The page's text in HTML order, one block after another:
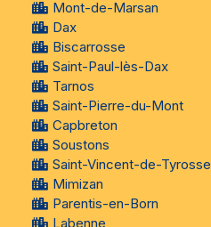
Mont-de-Marsan
Dax
Biscarrosse
Saint-Paul-lès-Dax
Tarnos
Saint-Pierre-du-Mont
Capbreton
Soustons
Saint-Vincent-de-Tyrosse
Mimizan
Parentis-en-Born
Labenne